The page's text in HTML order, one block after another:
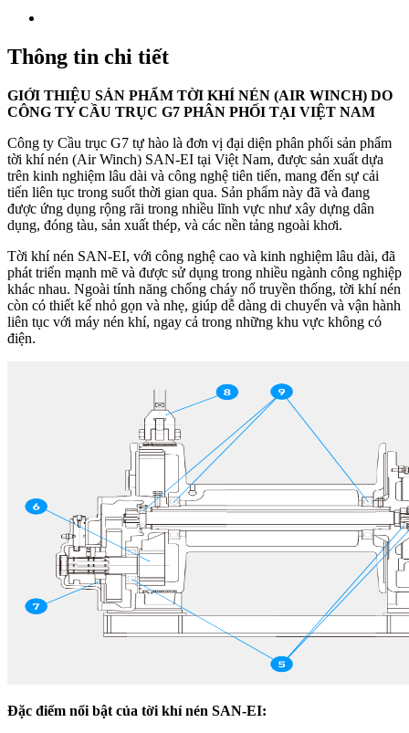
Thông tin chi tiết
GIỚI THIỆU SẢN PHẨM TỜI KHÍ NÉN (AIR WINCH) DO
CÔNG TY CẦU TRỤC G7 PHÂN PHỐI TẠI VIỆT NAM
Công ty Cầu trục G7 tự hào là đơn vị đại diện phân phối sản phẩm
tời khí nén (Air Winch) SAN-EI tại Việt Nam, được sản xuất dựa
trên kinh nghiệm lâu dài và công nghệ tiên tiến, mang đến sự cải
tiến liên tục trong suốt thời gian qua. Sản phẩm này đã và đang
được ứng dụng rộng rãi trong nhiều lĩnh vực như xây dựng dân
dụng, đóng tàu, sản xuất thép, và các nền tảng ngoài khơi.
Tời khí nén SAN-EI, với công nghệ cao và kinh nghiệm lâu dài, đã
phát triển mạnh mẽ và được sử dụng trong nhiều ngành công nghiệp
khác nhau. Ngoài tính năng chống cháy nổ truyền thống, tời khí nén
còn có thiết kế nhỏ gọn và nhẹ, giúp dễ dàng di chuyển và vận hành
liên tục với máy nén khí, ngay cả trong những khu vực không có
điện.
Đặc điểm nổi bật của tời khí nén SAN-EI: